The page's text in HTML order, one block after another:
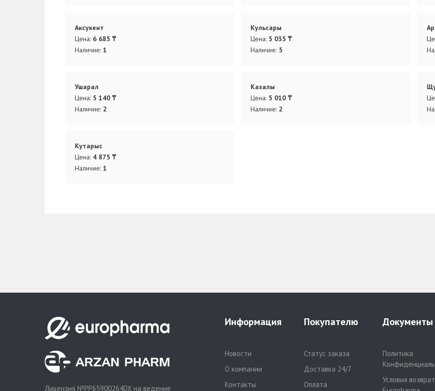
Аксукент
Цена: 6 685 ₸
Наличие: 1
Кульсары
Цена: 5 035 ₸
Наличие: 5
Ушарал
Цена: 5 140 ₸
Наличие: 2
Казалы
Цена: 5 010 ₸
Наличие: 2
Кутарыс
Цена: 4 875 ₸
Наличие: 1
Лицензия №PP65900264DX на ведение
Информация
Новости
О компании
Контакты
Покупателю
Статус заказа
Доставка 24/7
Оплата
Документы
Политика
Условия